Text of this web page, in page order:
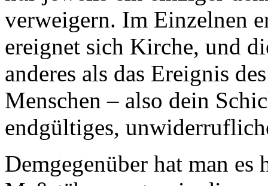
verweigern. Im Einzelnen
ereignet sich Kirche, und
anderes als das Ereignis
Menschen – also dein
endgültiges,
Demgegenüber hat man es